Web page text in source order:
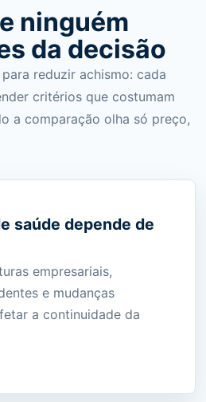
ninguém
da decisão
reduzir achismo: cada
critérios que costumam
a comparação olha só preço,
saúde depende de
empresariais,
e mudanças
a continuidade da